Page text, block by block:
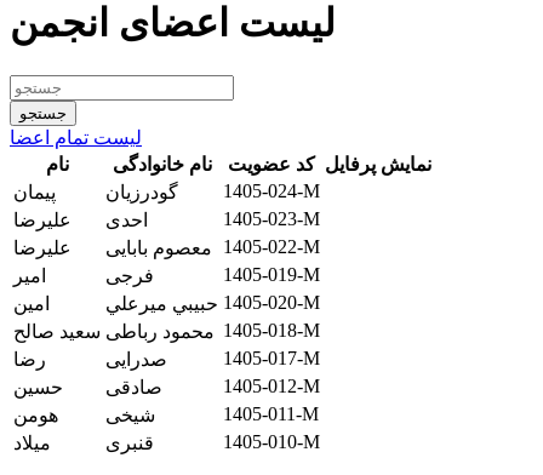
لیست اعضای انجمن
لیست تمام اعضا
نام
نام خانوادگی کد عضویت نمایش پرفایل
پیمان
گودرزیان
1405-024-M
علیرضا
احدی
1405-023-M
علیرضا
معصوم بابایی
1405-022-M
امیر
فرجی
1405-019-M
امين
حبيبي ميرعلي 1405-020-M
سعید صالح محمود رباطی 1405-018-M
رضا
صدرایی
1405-017-M
حسین
صادقی
1405-012-M
هومن
شیخی
1405-011-M
میلاد
قنبری 1405-010-M